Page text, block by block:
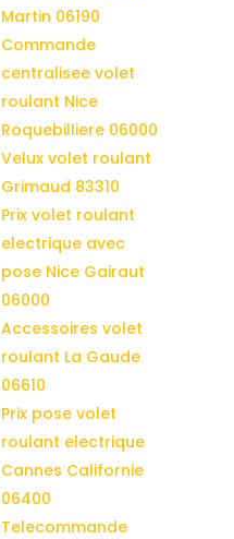
Martin 06190
Commande
centralisee volet
roulant Nice
Roquebilliere 06000
Velux volet roulant
Grimaud 83310
Prix volet roulant
electrique avec
pose Nice Gairaut
06000
Accessoires volet
roulant La Gaude
06610
Prix pose volet
roulant electrique
Cannes Californie
06400
Telecommande